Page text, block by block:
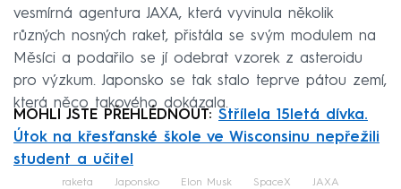
vesmírná agentura JAXA, která vyvinula několik
různých nosných raket, přistála se svým modulem na
Měsíci a podařilo se jí odebrat vzorek z asteroidu
pro výzkum. Japonsko se tak stalo teprve pátou zemí,
která něco takového dokázala.
MOHLI JSTE PŘEHLÉDNOUT: Střílela 15letá dívka.
Útok na křesťanské škole ve Wisconsinu nepřežili
student a učitel
raketa Japonsko Elon Musk SpaceX JAXA